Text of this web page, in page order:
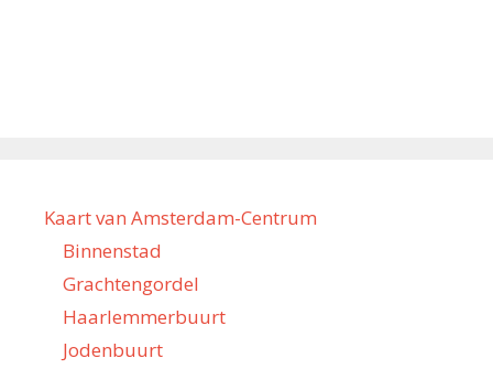
Kaart van Amsterdam-Centrum
Binnenstad
Grachtengordel
Haarlemmerbuurt
Jodenbuurt